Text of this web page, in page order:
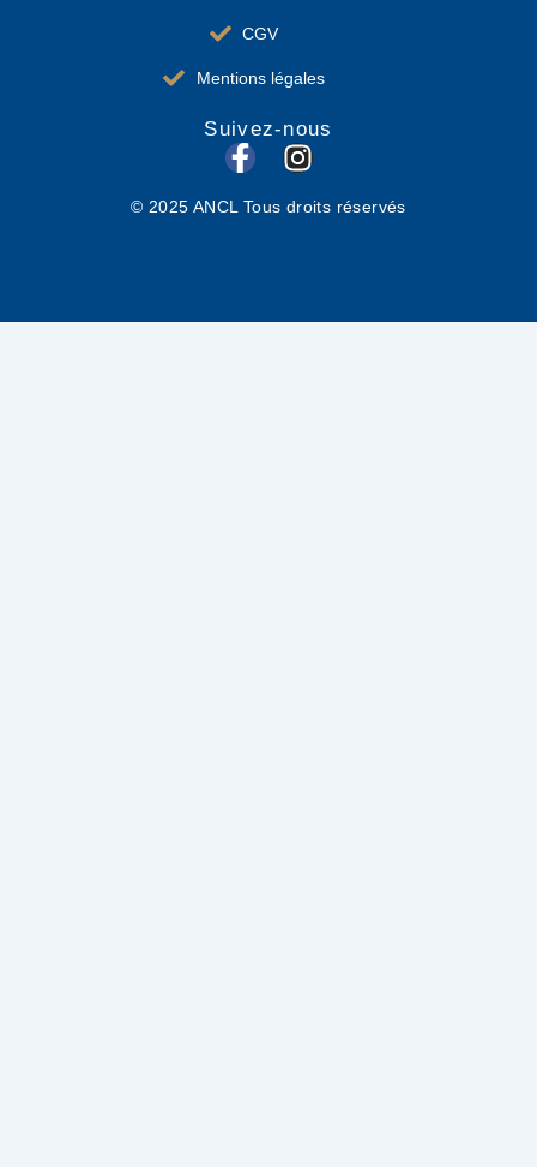
CGV
Mentions légales
Suivez-nous
F
c
I
s
© 2025 ANCL Tous droits réservés